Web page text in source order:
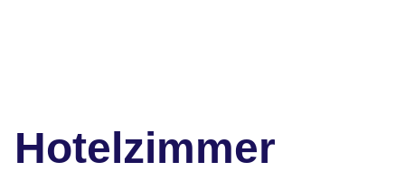
Hotelzimmer